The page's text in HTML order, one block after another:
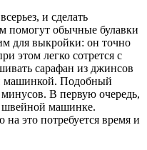
и сделать
помогут обычные булавки
для выкройки: он точно
этом легко сотрется с
сарафан из джинсов
машинкой. Подобный
В первую очередь,
швейной машинке.
это потребуется время и